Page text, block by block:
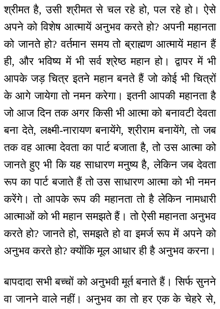
श्रीमत है, उसी श्रीमत से चल रहे हो, पल रहे हो। ऐसे
अपने को विशेष आत्मायें अनुभव करते हो? अपनी महानता
को जानते हो? वर्तमान समय तो ब्राह्मण आत्मायें महान हैं
ही, और भविष्य में भी सर्व श्रेष्ठ महान हो। द्वापर में भी
आपके जड़ चित्र इतने महान बनते हैं जो कोई भी चित्रों
के आगे जायेगा तो नमन करेगा। इतनी आपकी महानता है
जो आज दिन तक अगर किसी भी आत्मा को बनावटी देवता
बना देते, लक्ष्मी-नारायण बनायेंगे, श्रीराम बनायेंगे, तो जब
तक वह आत्मा देवता का पार्ट बजाता है, तो उस आत्मा को
जानते हुए भी कि यह साधारण मनुष्य है, लेकिन जब देवता
रूप का पार्ट बजाते हैं तो उस साधारण आत्मा को भी नमन
करेंगे। तो आपके रूप की महानता तो है लेकिन नामधारी
आत्माओं को भी महान समझते हैं। तो ऐसी महानता अनुभव
करते हो? जानते हो, समझते हो वा इमर्ज रूप में अपने को
अनुभव करते हो? क्योंकि मूल आधार ही है अनुभव करना।
बापदादा सभी बच्चों को अनुभवी मूर्त बनाते हैं। सिर्फ सुनने
वा जानने वाले नहीं। अनुभव का तो हर एक के चेहरे से,